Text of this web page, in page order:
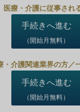
医療・介護に従事され
手続きへ進む
（開始月無料）
・介護関連業界の方／
手続きへ進む
（開始月無料）